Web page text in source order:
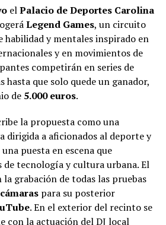
elPalacio de Deportes Carolina
Legend Games, un circuito
habilidad y mentales inspirado en
y en movimientos de
competirán en series de
hasta que solo quede un ganador,
de 5.000 euros.
la propuesta como una
dirigida a aficionados al deporte y
puesta en escena que
tecnología y cultura urbana. El
grabación de todas las pruebas
para su posterior
. En el exterior del recinto se
con la actuación del DJ local